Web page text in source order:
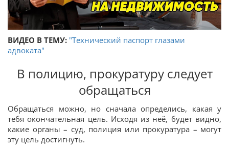
ВИДЕО В ТЕМУ: "Технический паспорт глазами
адвоката"
В полицию, прокуратуру следует
обращаться
Обращаться можно, но сначала определись, какая у
тебя окончательная цель. Исходя из неё, будет видно,
какие органы – суд, полиция или прокуратура – могут
эту цель достигнуть.